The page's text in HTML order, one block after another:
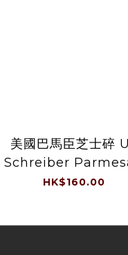
美國巴馬臣芝士碎
Schreiber
- Shedded 2磅 ，
HK$160.00